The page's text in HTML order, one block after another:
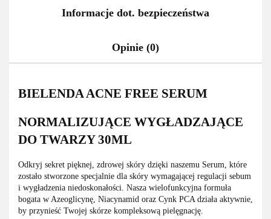
Informacje dot. bezpieczeństwa
Opinie (0)
BIELENDA ACNE FREE SERUM
NORMALIZUJĄCE WYGŁADZAJĄCE
DO TWARZY 30ML
Odkryj sekret pięknej, zdrowej skóry dzięki naszemu Serum, które
zostało stworzone specjalnie dla skóry wymagającej regulacji sebum
i wygładzenia niedoskonałości. Nasza wielofunkcyjna formuła
bogata w Azeoglicynę, Niacynamid oraz Cynk PCA działa aktywnie,
by przynieść Twojej skórze kompleksową pielęgnację.